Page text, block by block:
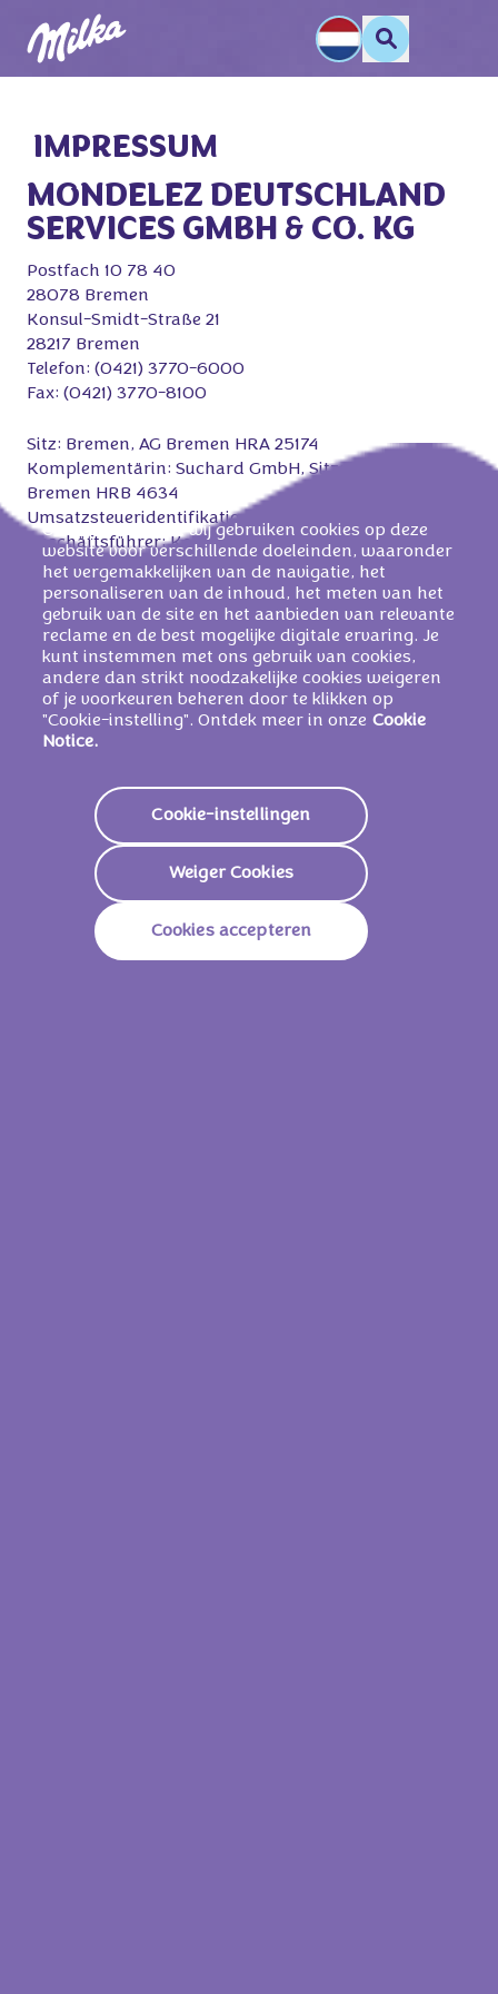
IMPRESSUM
MONDELEZ DEUTSCHLAND
SERVICES GMBH & CO. KG
Postfach 10 78 40
28078 Bremen
Konsul-Smidt-Straße 21
28217 Bremen
Telefon: (0421) 3770-6000
Fax: (0421) 3770-8100
Sitz: Bremen, AG Bremen HRA 25174
Komplementärin: Suchard GmbH, Sitz: Bremen, AG
Bremen HRB 4634
Umsatzsteueridentifikationsnummer: DE 262120326
Geschäftsführer: Kerstin Fischer, Kerstin Picker-
Münch, Jan Trichterborn, Marie Schlathau
Copyright © 2025 Mondelez Deutschland Services
GmbH & Co. KG - All rights reserved
gemäß § 36 Verbraucherstreitbeilegungsgesetz (VSBG)
Wir nehmen derzeit nicht an einem
Streitbeilegungsverfahren vor einer
Sie können sich aber jederzeit an unseren
Verbraucherservice wenden.
Verbraucherservice
Mondelez Deutschland Services GmbH & Co. KG
Verbraucherservice
Postfach 10 78 40, 28078 Bremen
Onze partners en wij gebruiken cookies op deze
website voor verschillende doeleinden, waaronder
het vergemakkelijken van de navigatie, het
personaliseren van de inhoud, het meten van het
gebruik van de site en het aanbieden van relevante
reclame en de best mogelijke digitale ervaring. Je
kunt instemmen met ons gebruik van cookies,
andere dan strikt noodzakelijke cookies weigeren
of je voorkeuren beheren door te klikken op
"Cookie-instelling". Ontdek meer in onze Cookie
Notice.
Cookie-instellingen
Weiger Cookies
Cookies accepteren